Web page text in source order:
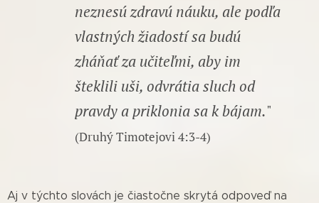
neznesú zdravú náuku, ale podľa
vlastných žiadostí sa budú
zháňať za učiteľmi, aby im
šteklili uši, odvrátia sluch od
pravdy a priklonia sa k bájam."
(Druhý Timotejovi 4:3-4)
Aj v týchto slovách je čiastočne skrytá odpoveď na